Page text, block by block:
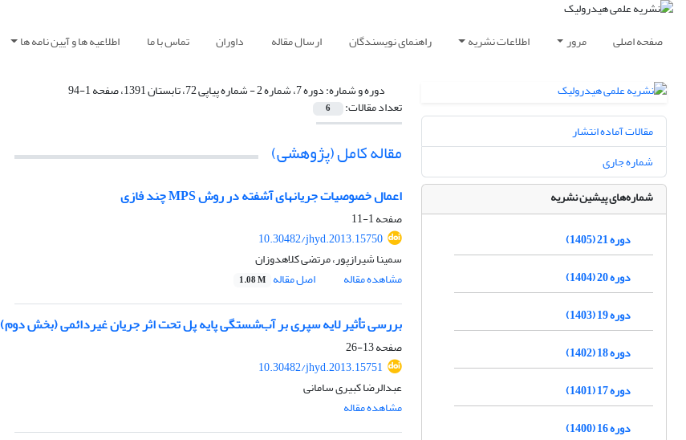
صفحه اصلی مرور اطلاعات نشریه راهنمای نویسندگان ارسال مقاله داوران تماس با ما اطلاعیه ها و آیین نامه ها
دوره و شماره:دوره 7، شماره 2 - شماره پیاپی 72، تابستان 1391، صفحه 1-94
تعداد مقالات: 6
مقاله کامل (پژوهشی)
اعمال خصوصیات جریانهای آشفته در روش MPS چند فازی
صفحه1-11
10.30482/jhyd.2013.15750
سمینا شیرازپور، مرتضی کلاهدوزان
مشاهده مقاله
اصل مقاله 1.08 M
بررسی تأثیر لایه سپری بر آب‌شستگی پایه پل تحت اثر جریان غیردائمی (بخش دوم)
صفحه13-26
10.30482/jhyd.2013.15751
عبدالرضا کبیری سامانی
مشاهده مقاله
مقالات آماده انتشار
شماره جاری
شماره‌های پیشین نشریه
دوره 21 (1405)
دوره 20 (1404)
دوره 19 (1403)
دوره 18 (1402)
دوره 17 (1401)
دوره 16 (1400)